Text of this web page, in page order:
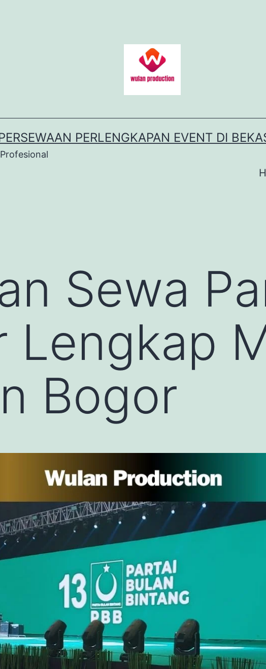
PERLENGKAPAN EVENT DI
Sewa
Lengkap
Bogor